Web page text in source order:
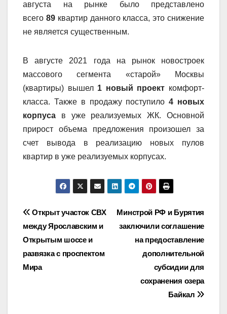
августа на рынке было представлено
всего 89квартир данного класса, это снижение
не является существенным.
В августе 2021 года на рынок новостроек
массового сегмента «старой» Москвы
(квартиры) вышел 1 новый проект комфорт-
класса. Также в продажу поступило4 новых
корпуса в уже реализуемых ЖК. Основной
прирост объема предложения произошел за
счет вывода в реализацию новых пулов
квартир в уже реализуемых корпусах.
Навигация
по
записям
Минстрой РФ и Бурятия
заключили соглашение
на предоставление
дополнительной
субсидии для
сохранения озера
Байкал
Открыт участок СВХ
между Ярославским и
Открытым шоссе и
развязка с проспектом
Мира